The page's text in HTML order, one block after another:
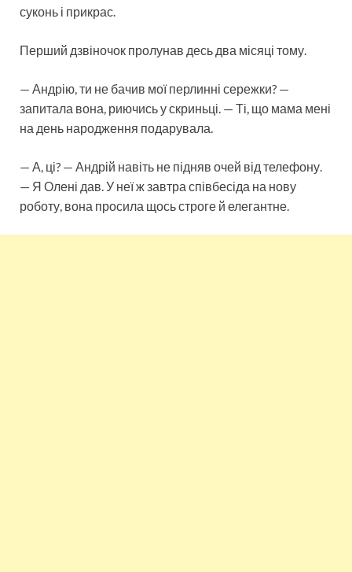
суконь і прикрас.
Перший дзвіночок пролунав десь два місяці тому.
— Андрію, ти не бачив мої перлинні сережки? —
запитала вона, риючись у скриньці. — Ті, що мама мені
на день народження подарувала.
— А, ці? — Андрій навіть не підняв очей від телефону.
— Я Олені дав. У неї ж завтра співбесіда на нову
роботу, вона просила щось строге й елегантне.